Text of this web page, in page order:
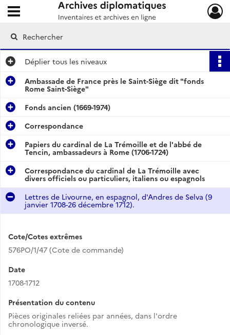
Archives diplomatiques
Ouvrir le menu déroulant
Déplier tous les niveaux
Ambassade de France près le Saint-Siège dit "fonds
Rome Saint-Siège"
Fonds ancien (1669-1974)
Correspondance
Papiers du cardinal de La Trémoille et de l'abbé de
Tencin, ambassadeurs à Rome (1706-1724)
Correspondance du cardinal de La Trémoille avec
divers officiels ou particuliers, italiens ou espagnols
Lettres de Livourne, en espagnol, d'Andres de Selva (9
janvier 1708-26 décembre 1712).
Cote/Cotes extrêmes
576PO/1/47 (Cote de commande)
Date
1708-1712
Présentation du contenu
Pièces originales reliées par années, dans l'ordre
chronologique inversé.